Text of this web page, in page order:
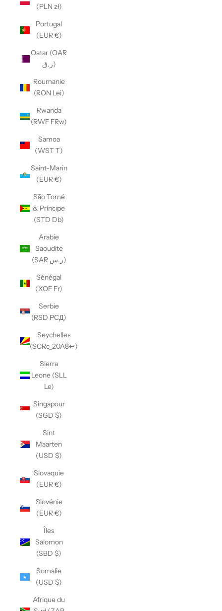
(PLN zł)
Portugal
(EUR €)
Qatar (QAR
ر.ق)
Roumanie
(RON Lei)
Rwanda
(RWF FRw)
Samoa
(WST T)
Saint-Marin
(EUR €)
São Tomé
& Príncipe
(STD Db)
Arabie
Saoudite
(SAR ر.س)
Sénégal
(XOF Fr)
Serbie
(RSD РСД)
Seychelles
(SCRc_20A8↩)
Sierra
Leone (SLL
Le)
Singapour
(SGD $)
Sint
Maarten
(USD $)
Slovaquie
(EUR €)
Slovénie
(EUR €)
Îles
Salomon
(SBD $)
Somalie
(USD $)
Afrique du